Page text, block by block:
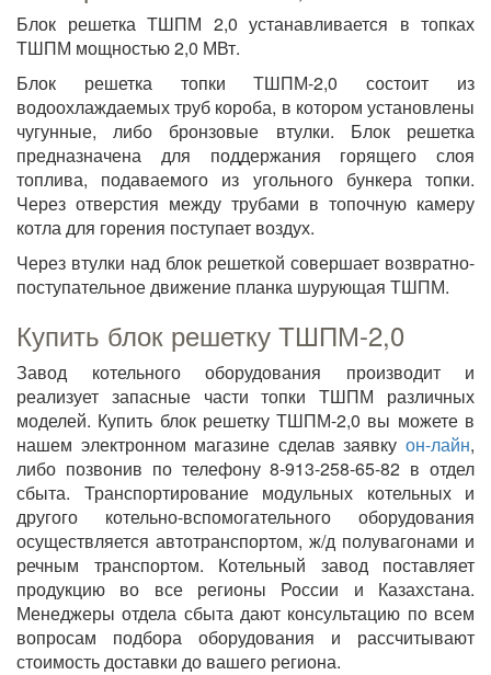
Блок решетка ТШПМ 2,0 устанавливается в топках
ТШПМ мощностью 2,0 МВт.
Блок решетка топки ТШПМ-2,0 состоит из
водоохлаждаемых труб короба, в котором установлены
чугунные, либо бронзовые втулки. Блок решетка
предназначена для поддержания горящего слоя
топлива, подаваемого из угольного бункера топки.
Через отверстия между трубами в топочную камеру
котла для горения поступает воздух.
Через втулки над блок решеткой совершает возвратно-
поступательное движение планка шурующая ТШПМ.
Купить блок решетку ТШПМ-2,0
Завод котельного оборудования производит и
реализует запасные части топки ТШПМ различных
моделей. Купить блок решетку ТШПМ-2,0 вы можете в
нашем электронном магазине сделав заявку он-лайн,
либо позвонив по телефону 8-913-258-65-82 в отдел
сбыта. Транспортирование модульных котельных и
другого котельно-вспомогательного оборудования
осуществляется автотранспортом, ж/д полувагонами и
речным транспортом. Котельный завод поставляет
продукцию во все регионы России и Казахстана.
Менеджеры отдела сбыта дают консультацию по всем
вопросам подбора оборудования и рассчитывают
стоимость доставки до вашего региона.